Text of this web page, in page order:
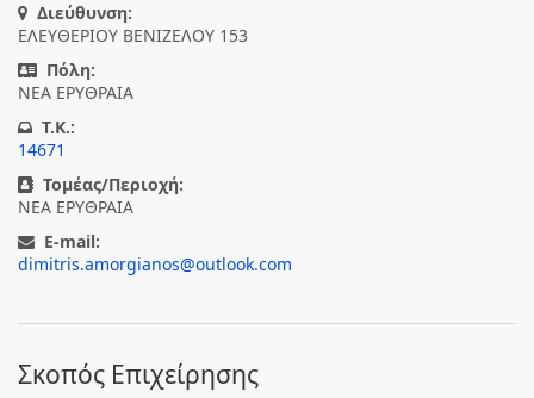
Διεύθυνση:
ΕΛΕΥΘΕΡΙΟΥ ΒΕΝΙΖΕΛΟΥ 153
Πόλη:
ΝΕΑ ΕΡΥΘΡΑΙΑ
T.K.:
14671
Τομέας/Περιοχή:
ΝΕΑ ΕΡΥΘΡΑΙΑ
E-mail:
dimitris.amorgianos@outlook.com
Σκοπός Επιχείρησης